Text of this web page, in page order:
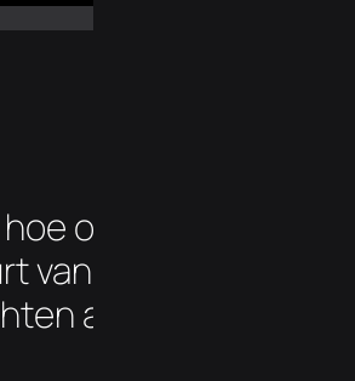
onze osteopaat
van Vijfwegen uw
aanpakt?